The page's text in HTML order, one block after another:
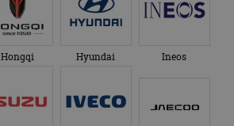
Hongqi Hyundai Ineos